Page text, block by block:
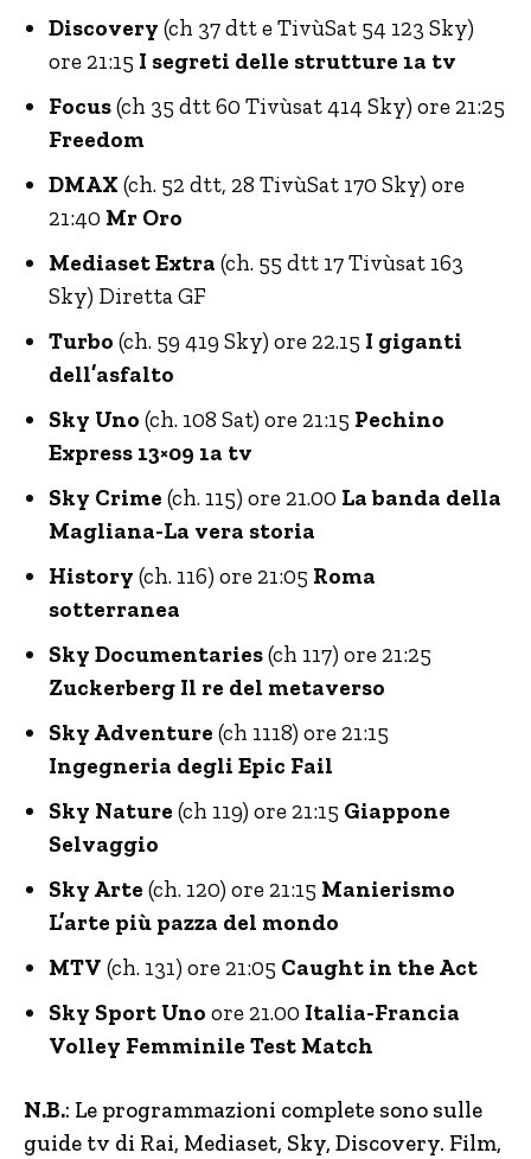
Discovery (ch 37 dtt e TivùSat 54 123 Sky)
ore 21:15 I segreti delle strutture 1a tv
Focus(ch 35 dtt 60 Tivùsat 414 Sky) ore 21:25
Freedom
DMAX (ch. 52 dtt, 28 TivùSat 170 Sky) ore
21:40 Mr Oro
Mediaset Extra (ch. 55 dtt 17 Tivùsat 163
Sky) Diretta GF
Turbo (ch. 59 419 Sky) ore 22.15 I giganti
dell’asfalto
Sky Uno (ch. 108 Sat) ore 21:15 Pechino
Express 13×09 1a tv
Sky Crime (ch. 115) ore 21.00 La banda della
Magliana-La vera storia
History (ch. 116) ore 21:05 Roma
sotterranea
Sky Documentaries(ch 117) ore 21:25
Zuckerberg Il re del metaverso
Sky Adventure (ch 1118) ore 21:15
Ingegneria degli Epic Fail
Sky Nature (ch 119) ore 21:15 Giappone
Selvaggio
Sky Arte (ch. 120) ore 21:15 Manierismo
L’arte più pazza del mondo
MTV (ch. 131) ore 21:05 Caught in the Act
Sky Sport Uno ore 21.00 Italia-Francia
Volley Femminile Test Match
N.B.: Le programmazioni complete sono sulle
guide tv di Rai, Mediaset, Sky, Discovery. Film,